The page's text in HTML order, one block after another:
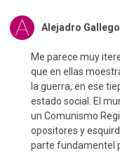
Alejadro
Me parece muy
que en ellas
la guerra, en ese
estado social. El
un Comunismo
opositores y
parte fundamentel